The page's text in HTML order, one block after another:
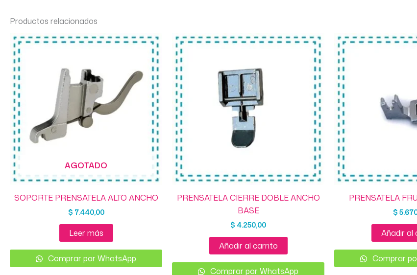
Productos relacionados
AGOTADO
SOPORTE PRENSATELA ALTO ANCHO
$ 7.440,00
Leer más
Comprar por WhatsApp
PRENSATELA CIERRE DOBLE ANCHO
BASE
$ 4.250,00
Añadir al carrito
Comprar por WhatsApp
PRENSATELA
$
Añadir al
Comprar